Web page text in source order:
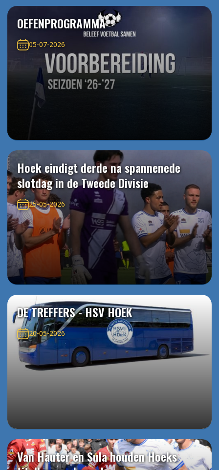
OEFENPROGRAMMA
05-07-2026
Hoek eindigt derde na spannenede
slotdag in de Tweede Divisie
25-05-2026
DE TREFFERS - HSV HOEK
20-05-2026
Van Hauter en Sula houden Hoeks